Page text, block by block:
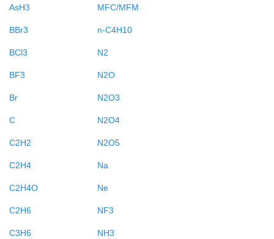
AsH3
BBr3
BCl3
BF3
Br
C
C2H2
C2H4
C2H4O
C2H6
C3H6
MFC/MFM
n-C4H10
N2
N2O
N2O3
N2O4
N2O5
Na
Ne
NF3
NH3